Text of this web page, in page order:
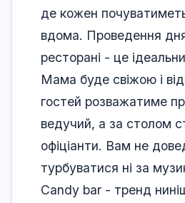
де кожен
вдома. Проведення
ресторані - це
Мама буде свіжою і
гостей розважатиме
ведучий, а за столом
офіціанти. Вам не
турбуватися ні за
Candy bar - тренд